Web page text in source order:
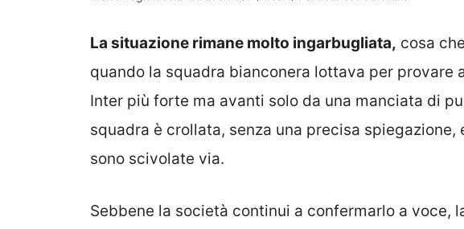
La situazione rimane molto ingarbugliata, cosa
quando la squadra bianconera lottava per provare
Inter più forte ma avanti solo da una manciata di
squadra è crollata, senza una precisa
sono scivolate via.
Sebbene la società continui a confermarlo a voce,